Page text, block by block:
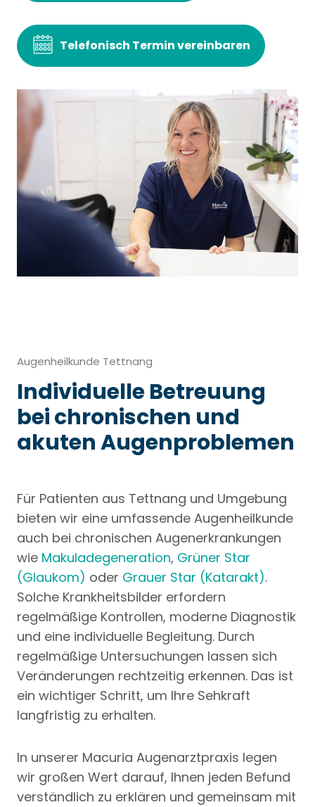
Telefonisch Termin vereinbaren
Augenheilkunde Tettnang
Individuelle Betreuung
bei chronischen und
akuten Augenproblemen
Für Patienten aus Tettnang und Umgebung
bieten wir eine umfassende Augenheilkunde
auch bei chronischen Augenerkrankungen
wie Makuladegeneration, Grüner Star
(Glaukom) oder Grauer Star (Katarakt).
Solche Krankheitsbilder erfordern
regelmäßige Kontrollen, moderne Diagnostik
und eine individuelle Begleitung. Durch
regelmäßige Untersuchungen lassen sich
Veränderungen rechtzeitig erkennen. Das ist
ein wichtiger Schritt, um Ihre Sehkraft
langfristig zu erhalten.
In unserer Macuria Augenarztpraxis legen
wir großen Wert darauf, Ihnen jeden Befund
verständlich zu erklären und gemeinsam mit